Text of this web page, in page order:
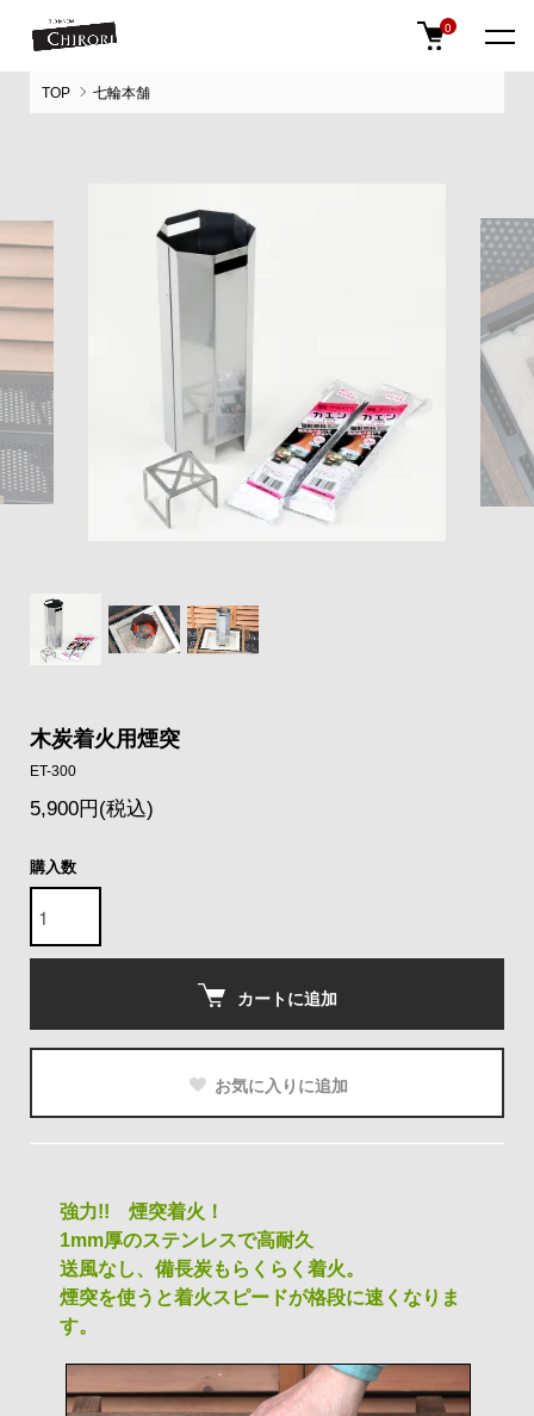
0
TOP 七輪本舗
木炭着火用煙突
ET-300
5,900円(税込)
購入数
カートに追加
お気に入りに追加
強力!! 煙突着火！
1mm厚のステンレスで高耐久
送風なし、備長炭もらくらく着火。
煙突を使うと着火スピードが格段に速くなりま
す。